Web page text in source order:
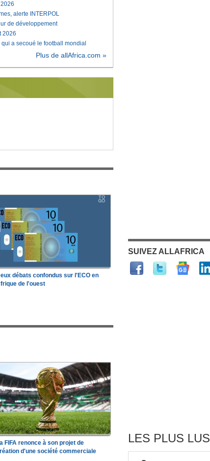
alerte INTERPOL
de développement
2026
a secoué le football mondial
Plus de allAfrica.com »
débats confondus sur l'ECO en
de l'ouest
FIFA renonce à son projet de
d'une société commerciale
SUIVEZ ALLAFRICA
LES PLUS LUS